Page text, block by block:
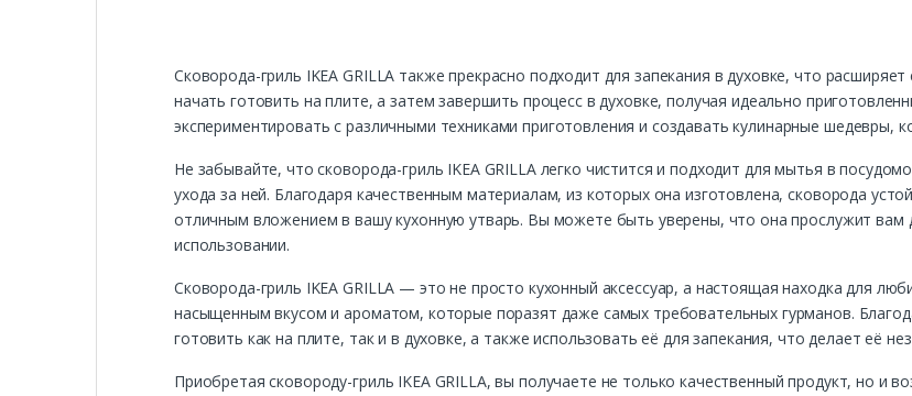
Сковорода-гриль IKEA GRILLA также прекрасно подходит для запекания в духовке, что
начать готовить на плите, а затем завершить процесс в духовке, получая идеально
экспериментировать с различными техниками приготовления и создавать кулинарные шедевры,
Не забывайте, что сковорода-гриль IKEA GRILLA легко чистится и подходит для мытья в
ухода за ней. Благодаря качественным материалам, из которых она изготовлена, сковорода
отличным вложением в вашу кухонную утварь. Вы можете быть уверены, что она прослужит вам
использовании.
Сковорода-гриль IKEA GRILLA — это не просто кухонный аксессуар, а настоящая находка для
насыщенным вкусом и ароматом, которые поразят даже самых требовательных гурманов.
готовить как на плите, так и в духовке, а также использовать её для запекания, что делает её
Приобретая сковороду-гриль IKEA GRILLA, вы получаете не только качественный продукт, но и